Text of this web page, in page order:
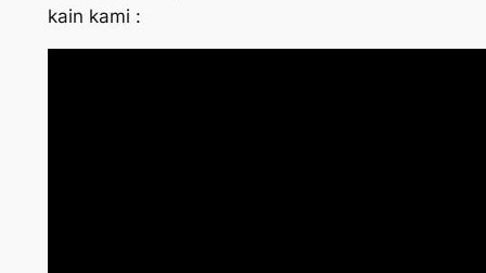
kain kami :